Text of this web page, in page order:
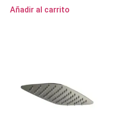
Añadir al carrito